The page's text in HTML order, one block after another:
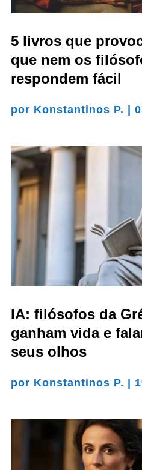
5 livros que
que nem os
respondem fácil
por Konstantinos P. |
IA: filósofos da
ganham vida e
seus olhos
por Konstantinos P. |